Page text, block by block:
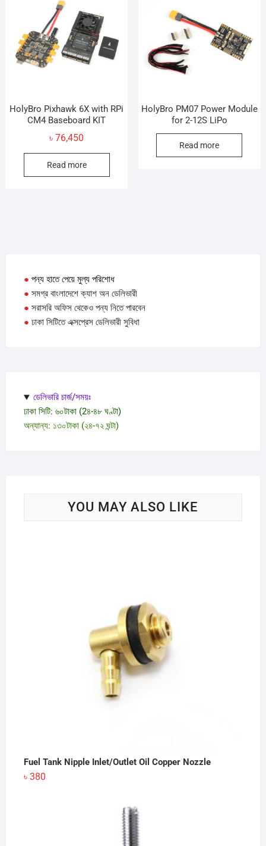
HolyBro Pixhawk 6X with RPi
CM4 Baseboard KIT
৳76,450
Read more
HolyBro PM07 Power Module
for 2-12S LiPo
Read more
● পন্য হাতে পেয়ে মুল্য পরিশোধ
● সমগ্র বাংলাদেশে ক্যাশ অন ডেলিভারী
● সরাসরি অফিস থেকেও পন্য নিতে পারবেন
● ঢাকা সিটিতে এক্সপ্রেস ডেলিভারী সুবিধা
ডেলিভারি চার্জ/সময়ঃ
ঢাকা সিটি: ৬০টাকা (2৪-৪৮ ঘণ্টা)
অন্যান্য: ১৩০টাকা (২৪-৭২ ঘন্টা)
YOU MAY ALSO LIKE
Fuel Tank Nipple Inlet/Outlet Oil Copper Nozzle
৳ 380